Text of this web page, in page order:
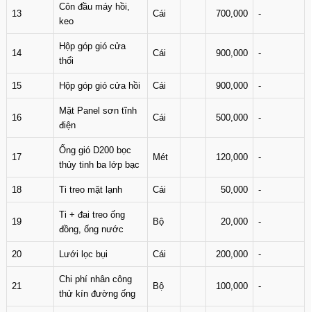
13
Côn đầu máy hồi,
keo
Cái 700,000 -
14
Hộp góp gió cửa
thổi
Cái 900,000 -
15 Hộp góp gió cửa hồi Cái 900,000 -
16
Mặt Panel sơn tĩnh
điện
Cái 500,000 -
17
Ống gió D200 bọc
thủy tinh ba lớp bạc
Mét 120,000 -
18 Ti treo mặt lạnh Cái 50,000 -
19
Ti + đai treo ống
đồng, ống nước
Bộ 20,000 -
20 Lưới lọc bụi Cái 200,000 -
21
Chi phí nhân công
thử kín đường ống
Bộ 100,000 -